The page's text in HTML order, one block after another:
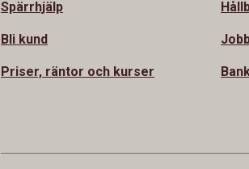
Spärrhjälp
Bli kund
Priser, räntor och kurser